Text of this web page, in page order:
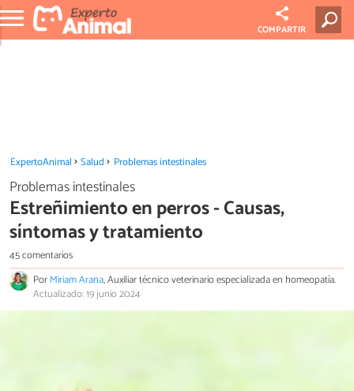
COMPARTIR
ExpertoAnimal Salud Problemas intestinales
Problemas intestinales
Estreñimiento en perros - Causas,
síntomas y tratamiento
45 comentarios
PorMiriam Arana, Auxiliar técnico veterinario especializada en homeopatía.
Actualizado: 19 junio 2024